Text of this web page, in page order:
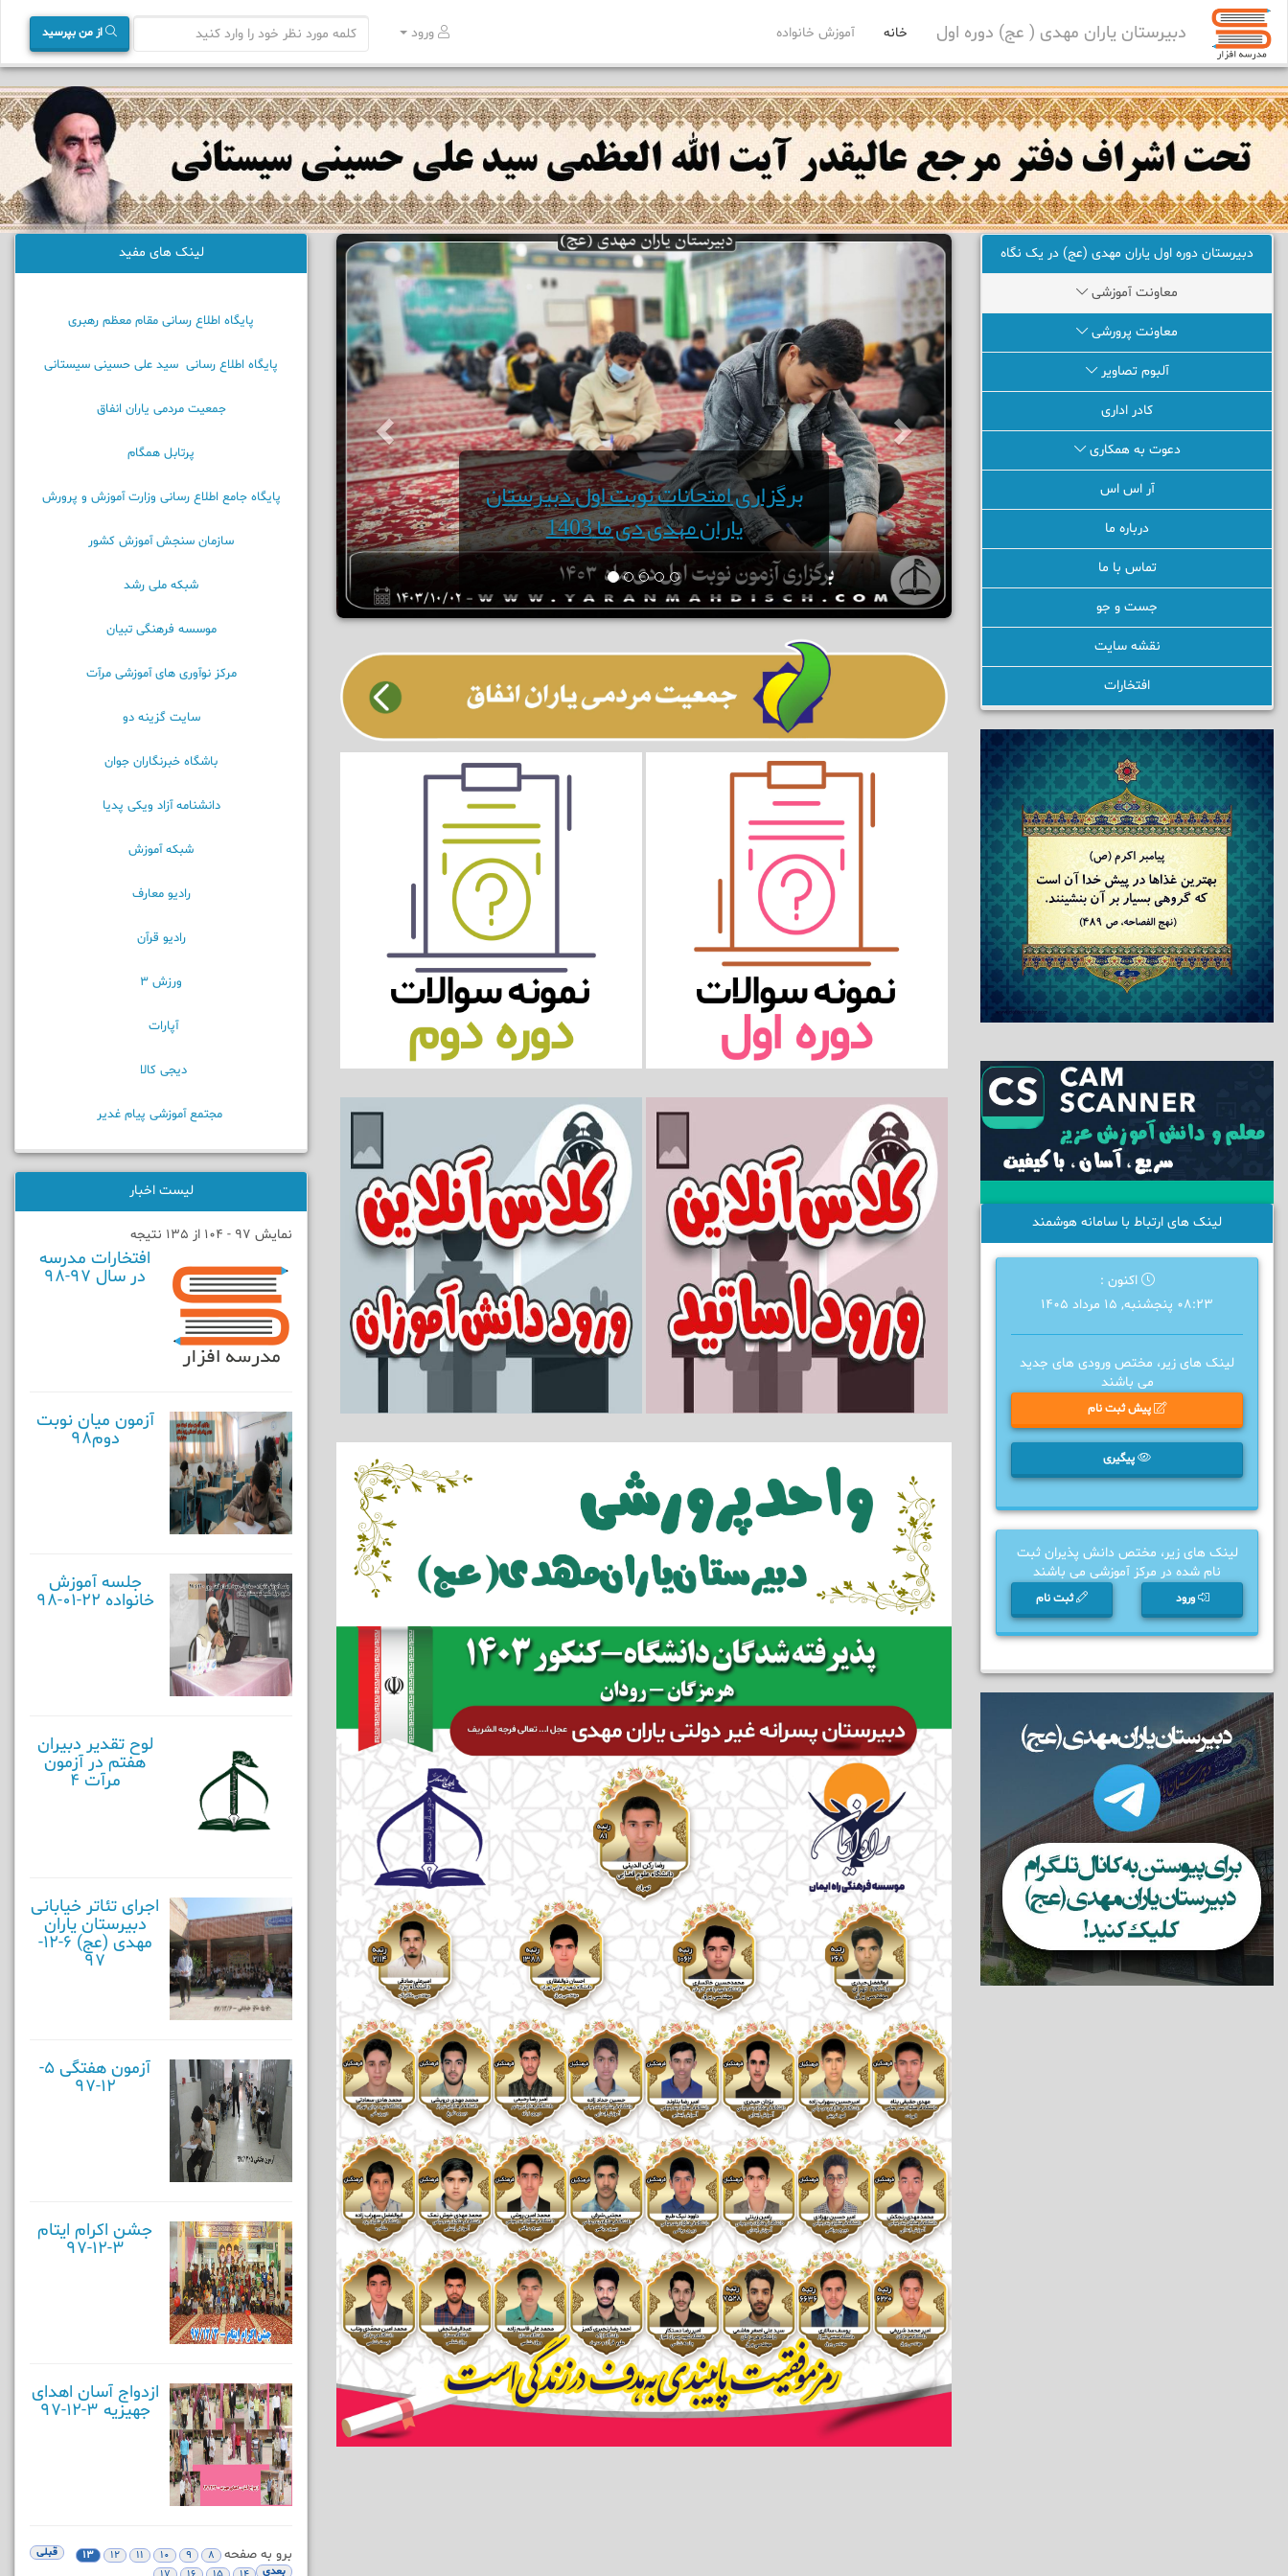
دبیرستان یاران مهدی ( عج) دوره اول خانه آموزش خانواده از من بپرسید ورود
دبیرستان دوره اول یاران مهدی (عج) در یک نگاه
معاونت آموزشی
معاونت پرورشی
آلبوم تصاویر
کادر اداری
دعوت به همکاری
آر اس اس
درباره ما
تماس با ما
جست و جو
نقشه سایت
افتخارات
لینک های ارتباط با سامانه هوشمند
اکنون :
08:23 پنجشنبه, 15 مرداد 1405
لینک های زیر، مختص ورودی های جدید
می باشند
پیش ثبت نام
پیگیری
لینک های زیر، مختص دانش پذیران ثبت
نام شده در مرکز آموزشی می باشند
ورود ثبت نام
قهرمانی تیم فوتسال دبیرستان در مسابقات شهرستانی
لینک های مفید
پایگاه اطلاع رسانی مقام معظم رهبری
پایگاه اطلاع رسانی سید علی حسینی سیستانی
جمعیت مردمی یاران انفاق
پرتابل همگام
پایگاه جامع اطلاع رسانی وزارت آموزش و پرورش
سازمان سنجش آموزش کشور
شبکه ملی رشد
موسسه فرهنگی تبیان
مرکز نوآوری های آموزشی مرآت
سایت گزینه دو
باشگاه خبرنگاران جوان
دانشنامه آزاد ویکی پدیا
شبکه آموزش
رادیو معارف
رادیو قرآن
ورزش 3
آپارات
دیجی کالا
مجتمع آموزشی پیام غدیر
لیست اخبار
نمایش 97 - 104 از 135 نتیجه
افتخارات مدرسه
در سال 97-98
آزمون میان نوبت
دوم98
جلسه آموزش
خانواده 22-01-98
لوح تقدیر دبیران
هفتم در آزمون
مرآت 4
اجرای تئاتر خیابانی
دبیرستان یاران
مهدی (عج) 6-12-
97
آزمون هفتگی 5-
12-97
جشن اکرام ایتام
3-12-97
ازدواج آسان اهدای
جهیزیه 3-12-97
برو به صفحه قبلی 8
9
10
11
12
13
بعدی